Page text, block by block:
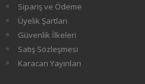
4. SINIF 7. YARIYIL SOSYOLOJİ
4. SINIF 8. YARIYIL SOSYOLOJİ
Sipariş ve Ödeme
Üyelik Şartları
Güvenlik İlkeleri
Satış Sözleşmesi
Karacan Yayınları